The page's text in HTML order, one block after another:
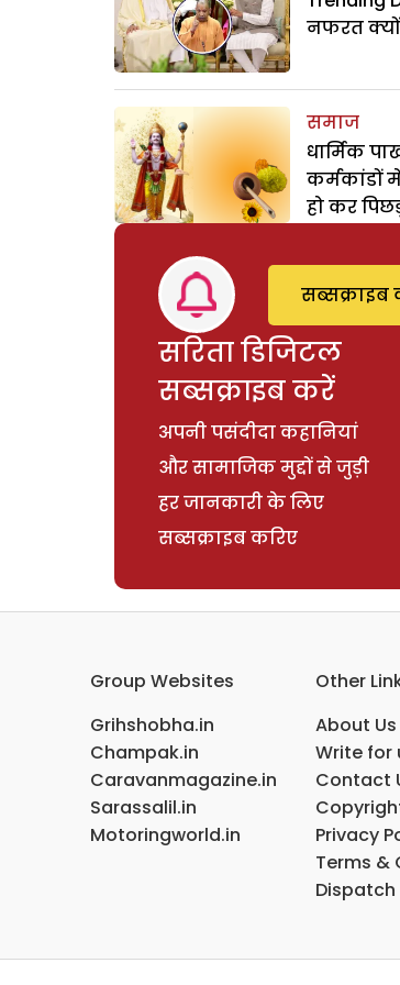
नफरत क्यों
समाज
धार्मिक
कर्मकांडों
हो कर
सरिता डिजिटल
सब्सक्राइब करें
अपनी पसंदीदा कहानियां
और सामाजिक मुद्दों से जुड़ी
हर जानकारी के लिए
सब्सक्राइब करिए
सब्सक्राइब
Group Websites
Grihshobha.in
Champak.in
Caravanmagazine.in
Sarassalil.in
Motoringworld.in
Other
About Us
Write for
Contact
Privacy
Terms &
Dispatch